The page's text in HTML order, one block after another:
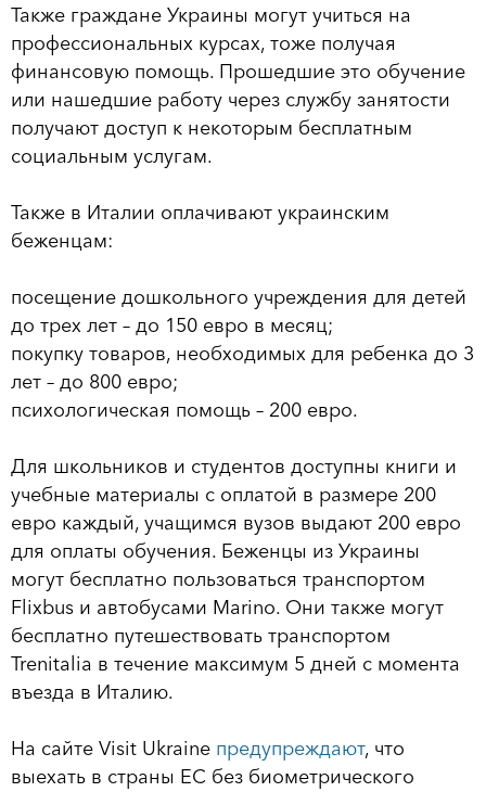
Также граждане Украины могут учиться на
профессиональных курсах, тоже получая
финансовую помощь. Прошедшие это обучение
или нашедшие работу через службу занятости
получают доступ к некоторым бесплатным
социальным услугам.
Также в Италии оплачивают украинским
беженцам:
посещение дошкольного учреждения для детей
до трех лет – до 150 евро в месяц;
покупку товаров, необходимых для ребенка до 3
лет – до 800 евро;
психологическая помощь – 200 евро.
Для школьников и студентов доступны книги и
учебные материалы с оплатой в размере 200
евро каждый, учащимся вузов выдают 200 евро
для оплаты обучения. Беженцы из Украины
могут бесплатно пользоваться транспортом
Flixbus и автобусами Marino. Они также могут
бесплатно путешествовать транспортом
Trenitalia в течение максимум 5 дней с момента
въезда в Италию.
На сайте Visit Ukraine предупреждают, что
выехать в страны ЕС без биометрического